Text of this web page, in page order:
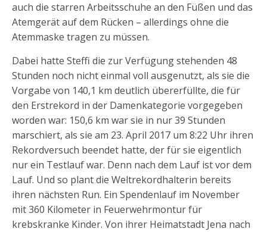
auch die starren Arbeitsschuhe an den Füßen und das
Atemgerät auf dem Rücken – allerdings ohne die
Atemmaske tragen zu müssen.
Dabei hatte Steffi die zur Verfügung stehenden 48
Stunden noch nicht einmal voll ausgenutzt, als sie die
Vorgabe von 140,1 km deutlich übererfüllte, die für
den Erstrekord in der Damenkategorie vorgegeben
worden war: 150,6 km war sie in nur 39 Stunden
marschiert, als sie am 23. April 2017 um 8:22 Uhr ihren
Rekordversuch beendet hatte, der für sie eigentlich
nur ein Testlauf war. Denn nach dem Lauf ist vor dem
Lauf. Und so plant die Weltrekordhalterin bereits
ihren nächsten Run. Ein Spendenlauf im November
mit 360 Kilometer in Feuerwehrmontur für
krebskranke Kinder. Von ihrer Heimatstadt Jena nach